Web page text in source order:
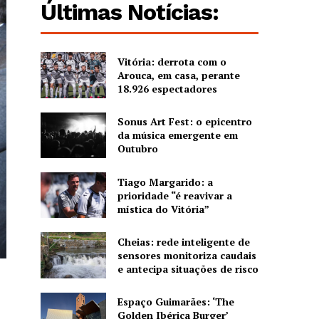
Últimas Notícias:
Vitória: derrota com o
Arouca, em casa, perante
18.926 espectadores
Sonus Art Fest: o epicentro
da música emergente em
Outubro
Tiago Margarido: a
prioridade “é reavivar a
mística do Vitória”
Cheias: rede inteligente de
sensores monitoriza caudais
e antecipa situações de risco
Espaço Guimarães: ‘The
Golden Ibérica Burger’